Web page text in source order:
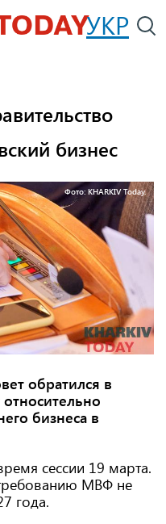
УКР
бизнес
Фото: KHARKIV Today.
обратился в
бизнеса в
сессии 19 марта.
МВФ не
года.